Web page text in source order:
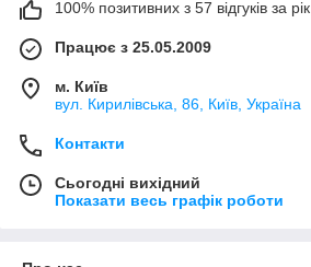
100% позитивних з 57 відгуків за рік
Працює з 25.05.2009
м. Київ
вул. Кирилівська, 86, Київ, Україна
Контакти
Сьогодні вихідний
Показати весь графік роботи